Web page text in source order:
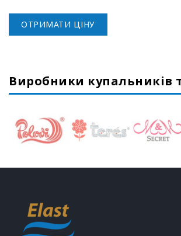
ОТРИМАТИ ЦІНУ
Виробники купальників